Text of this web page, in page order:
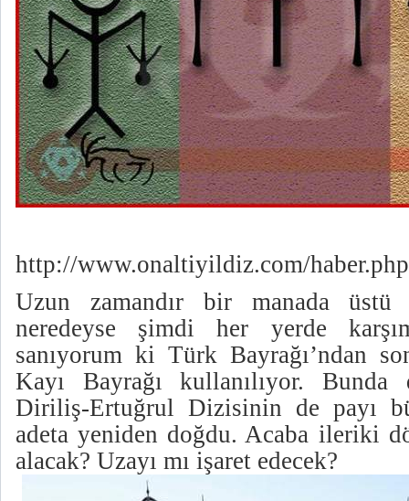
http://www.onaltiyildiz.com/
Uzun zamandır bir manada
neredeyse şimdi her yerde
sanıyorum ki Türk Bayrağı’ndan
Kayı Bayrağı kullanılıyor. Bunda
Diriliş-Ertuğrul Dizisinin de payı
adeta yeniden doğdu. Acaba ileriki
alacak? Uzayı mı işaret edecek?